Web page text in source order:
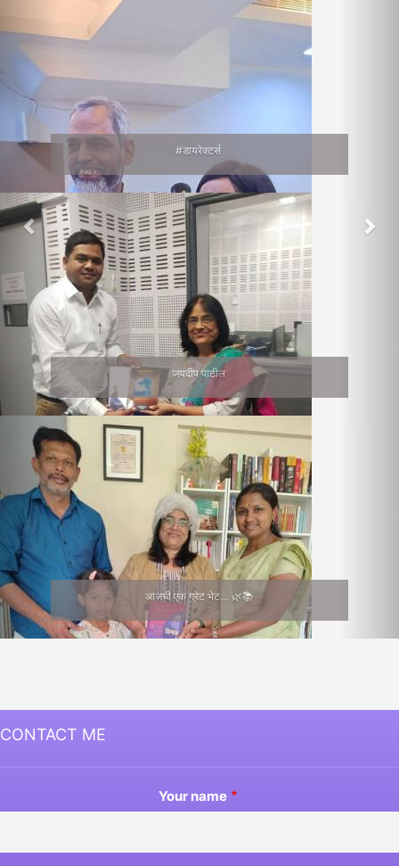
#डायरेक्टर्स
जयदीप पाटील
आजची एक ग्रेट भेट… 🌿📚
CONTACT ME
Your name